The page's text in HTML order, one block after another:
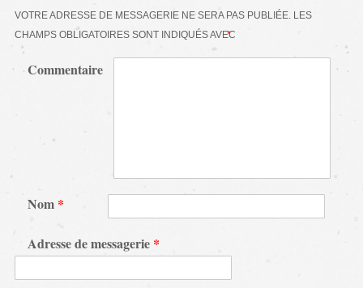
VOTRE ADRESSE DE MESSAGERIE NE SERA PAS PUBLIÉE.LES
CHAMPS OBLIGATOIRES SONT INDIQUÉS AVEC
*
Commentaire
Nom *
Adresse de messagerie *